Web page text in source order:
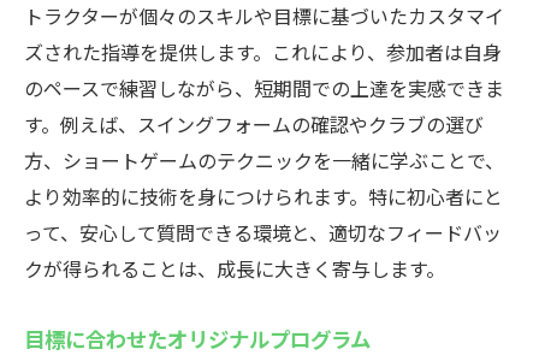
トラクターが個々のスキルや目標に基づいたカスタマイ
ズされた指導を提供します。これにより、参加者は自身
のペースで練習しながら、短期間での上達を実感できま
す。例えば、スイングフォームの確認やクラブの選び
方、ショートゲームのテクニックを一緒に学ぶことで、
より効率的に技術を身につけられます。特に初心者にと
って、安心して質問できる環境と、適切なフィードバッ
クが得られることは、成長に大きく寄与します。
目標に合わせたオリジナルプログラム